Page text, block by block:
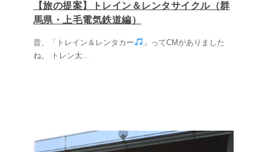
【旅の提案】トレイン＆レンタサイクル（群
馬県・上毛電気鉄道編）
昔、「トレイン＆レンタカー
」ってCMがありました
ね。 トレン太...